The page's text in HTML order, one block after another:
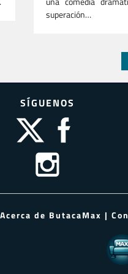
superación…
SÍGUENOS
Acerca de ButacaMax |